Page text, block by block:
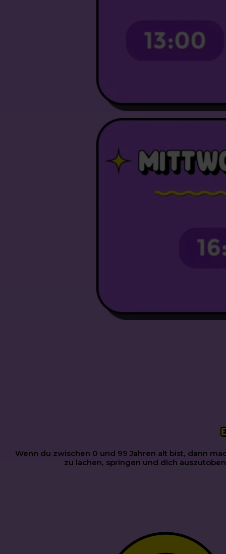
Wenn du zwischen 0 und 99 Jahren alt bist, dann
zu lachen, springen und dich